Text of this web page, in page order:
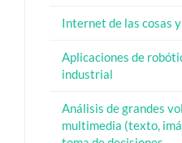
Internet de las cosas
Aplicaciones de
industrial
Análisis de grandes
multimedia (texto,